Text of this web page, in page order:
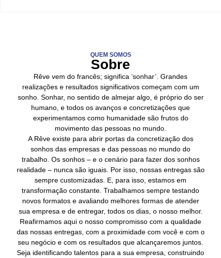
QUEM SOMOS
Sobre
Rêve vem do francês; significa ‘sonhar’. Grandes
realizações e resultados significativos começam com um
sonho. Sonhar, no sentido de almejar algo, é próprio do ser
humano, e todos os avanços e concretizações que
experimentamos como humanidade são frutos do
movimento das pessoas no mundo.
A Rêve existe para abrir portas da concretização dos
sonhos das empresas e das pessoas no mundo do
trabalho. Os sonhos – e o cenário para fazer dos sonhos
realidade – nunca são iguais. Por isso, nossas entregas são
sempre customizadas. E, para isso, estamos em
transformação constante. Trabalhamos sempre testando
novos formatos e avaliando melhores formas de atender
sua empresa e de entregar, todos os dias, o nosso melhor.
Reafirmamos aqui o nosso compromisso com a qualidade
das nossas entregas, com a proximidade com você e com o
seu negócio e com os resultados que alcançaremos juntos.
Seja identificando talentos para a sua empresa, construindo